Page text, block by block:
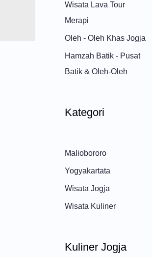
Wisata Lava Tour
Merapi
Oleh - Oleh Khas Jogja
Hamzah Batik - Pusat
Batik & Oleh-Oleh
Kategori
Maliobororo
Yogyakartata
Wisata Jogja
Wisata Kuliner
Kuliner Jogja